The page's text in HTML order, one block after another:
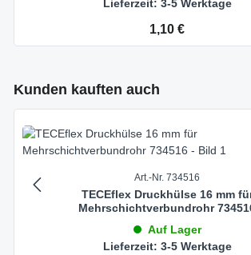
Lieferzeit: 3-5 Werktage
Regulärer Preis:
1,10 €
Produktgalerie überspringen
Kunden kauften auch
Art.-Nr. 734516
TECEflex Druckhülse 16 mm
Mehrschichtverbundrohr
Auf Lager
Lieferzeit: 3-5 Werktage